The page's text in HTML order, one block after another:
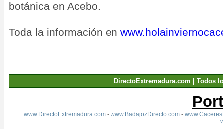
botánica en Acebo.
Toda la información en
DirectoExtremadura.com | Todos
www.DirectoExtremadura.com- www.BadajozDirecto.com-